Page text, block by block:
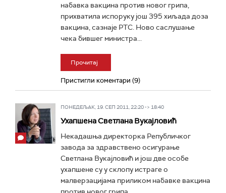
набавка вакцина против новог грипа,
прихватила испоруку још 395 хиљада доза
вакцина, сазнаје РТС. Ново саслушање
чека бившег министра...
Прочитај
Пристигли коментари (9)
ПОНЕДЕЉАК, 19. СЕП 2011, 22:20 -> 18:40
Ухапшена Светлана Вукајловић
Некадашња директорка Републичког
завода за здравствено осигурање
Светлана Вукајловић и још две особе
ухапшене су у склопу истраге о
малверзацијама приликом набавке вакцина